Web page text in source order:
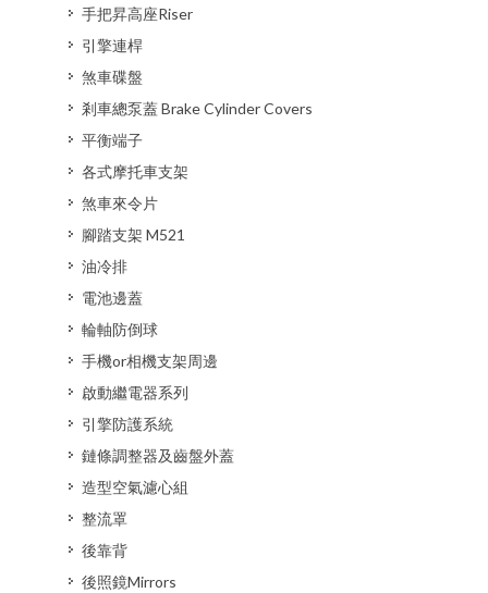
手把昇高座Riser
引擎連桿
煞車碟盤
剎車總泵蓋 Brake Cylinder Covers
平衡端子
各式摩托車支架
煞車來令片
腳踏支架 M521
油冷排
電池邊蓋
輪軸防倒球
手機or相機支架周邊
啟動繼電器系列
引擎防護系統
鏈條調整器及齒盤外蓋
造型空氣濾心組
整流罩
後靠背
後照鏡Mirrors